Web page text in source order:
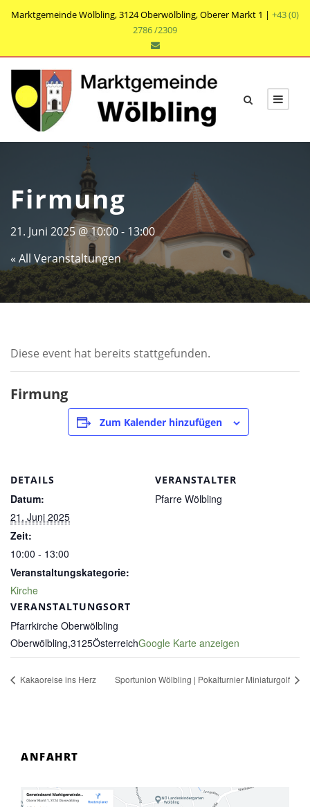
Marktgemeinde Wölbling, 3124 Oberwölbling, Oberer Markt 1 | +43 (0)
2786 /2309
Firmung
21. Juni 2025 @ 10:00- 13:00
« All Veranstaltungen
Diese event hat bereits stattgefunden.
Firmung
Zum Kalender hinzufügen
DETAILS
Datum:
21. Juni 2025
Zeit:
10:00 - 13:00
Veranstaltungskategorie:
Kirche
VERANSTALTUNGSORT
Pfarrkirche Oberwölbling
Oberwölbling,3125ÖsterreichGoogle Karte anzeigen
VERANSTALTER
Pfarre Wölbling
Kakaoreise ins Herz Sportunion Wölbling | Pokalturnier Miniaturgolf
ANFAHRT